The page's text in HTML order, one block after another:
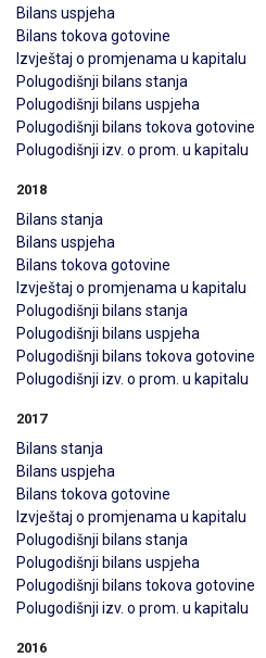
Bilans uspjeha
Bilans tokova gotovine
Izvještaj o promjenama u kapitalu
Polugodišnji bilans stanja
Polugodišnji bilans uspjeha
Polugodišnji bilans tokova gotovine
Polugodišnji izv. o prom. u kapitalu
2018
Bilans stanja
Bilans uspjeha
Bilans tokova gotovine
Izvještaj o promjenama u kapitalu
Polugodišnji bilans stanja
Polugodišnji bilans uspjeha
Polugodišnji bilans tokova gotovine
Polugodišnji izv. o prom. u kapitalu
2017
Bilans stanja
Bilans uspjeha
Bilans tokova gotovine
Izvještaj o promjenama u kapitalu
Polugodišnji bilans stanja
Polugodišnji bilans uspjeha
Polugodišnji bilans tokova gotovine
Polugodišnji izv. o prom. u kapitalu
2016